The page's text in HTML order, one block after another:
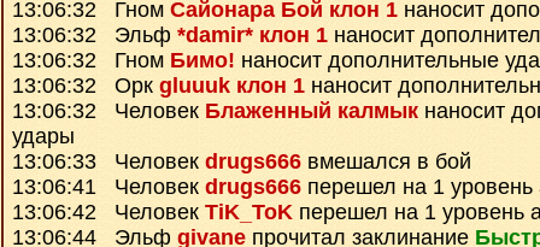
13:06:32 Гном Сайонара Бой клон 1 наносит
13:06:32 Эльф *damir* клон 1 наносит
13:06:32 Гном Бимо! наносит дополнительные
13:06:32 Орк gluuuk клон 1 наносит
13:06:32 Человек Блаженный калмык наносит
удары
13:06:33 Человек drugs666 вмешался в бой
13:06:41 Человек drugs666 перешел на 1 уровень
13:06:42 Человек TiK_ToK перешел на 1 уровень
13:06:44 Эльф givane прочитал заклинание